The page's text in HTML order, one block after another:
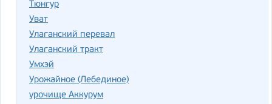
Тюнгур
Уват
Улаганский перевал
Улаганский тракт
Умхэй
Урожайное (Лебединое)
урочище Аккурум